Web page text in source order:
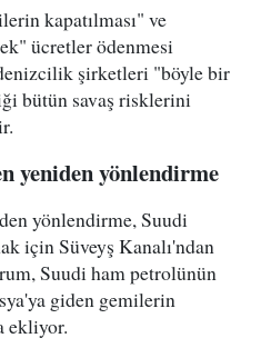
kapatılması" ve
ücretler ödenmesi
şirketleri "böyle bir
bütün savaş risklerini
yeniden yönlendirme
yönlendirme, Suudi
için Süveyş Kanalı'ndan
Suudi ham petrolünün
giden gemilerin
ekliyor.